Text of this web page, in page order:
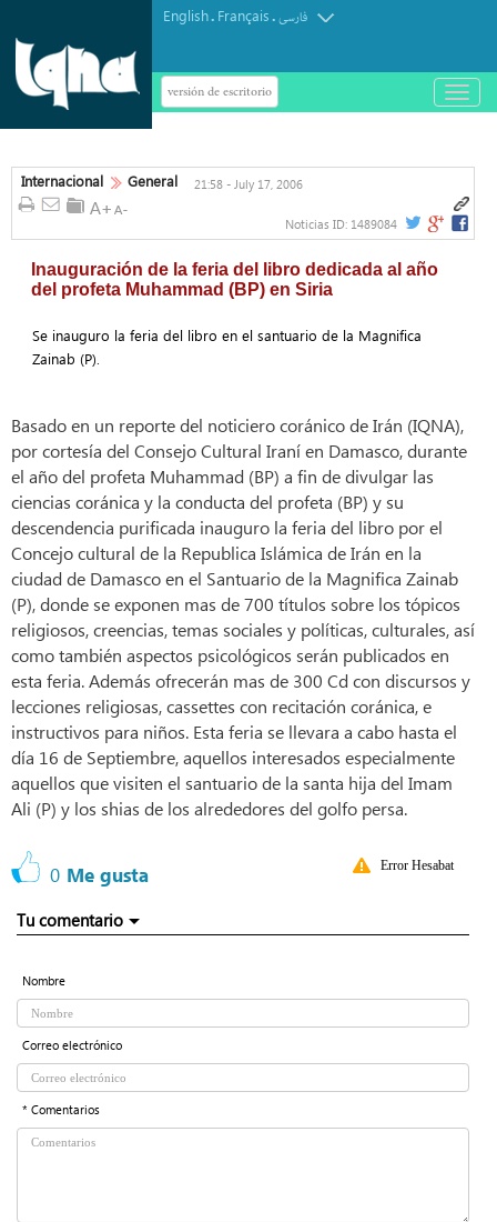
English. Français.فارسی
versión de escritorio
باز
و
Internacional General 21:58 - July 17, 2006
Noticias ID: 1489084
Inauguración de la feria del libro dedicada al año
del profeta Muhammad (BP) en Siria
Se inauguro la feria del libro en el santuario de la Magnifica
Zainab (P).
Basado en un reporte del noticiero coránico de Irán (IQNA),
por cortesía del Consejo Cultural Iraní en Damasco, durante
el año del profeta Muhammad (BP) a fin de divulgar las
ciencias coránica y la conducta del profeta (BP) y su
descendencia purificada inauguro la feria del libro por el
Concejo cultural de la Republica Islámica de Irán en la
ciudad de Damasco en el Santuario de la Magnifica Zainab
(P), donde se exponen mas de 700 títulos sobre los tópicos
religiosos, creencias, temas sociales y políticas, culturales, así
como también aspectos psicológicos serán publicados en
esta feria. Además ofrecerán mas de 300 Cd con discursos y
lecciones religiosas, cassettes con recitación coránica, e
instructivos para niños. Esta feria se llevara a cabo hasta el
día 16 de Septiembre, aquellos interesados especialmente
aquellos que visiten el santuario de la santa hija del Imam
Ali (P) y los shias de los alrededores del golfo persa.
0 Me gusta Error Hesabat
Tu comentario
Nombre
Correo electrónico
* Comentarios